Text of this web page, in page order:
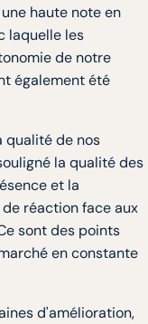
haute note en
laquelle les
de notre
également été
qualité de nos
la qualité des
et la
réaction face aux
sont des points
en constante
d'amélioration,